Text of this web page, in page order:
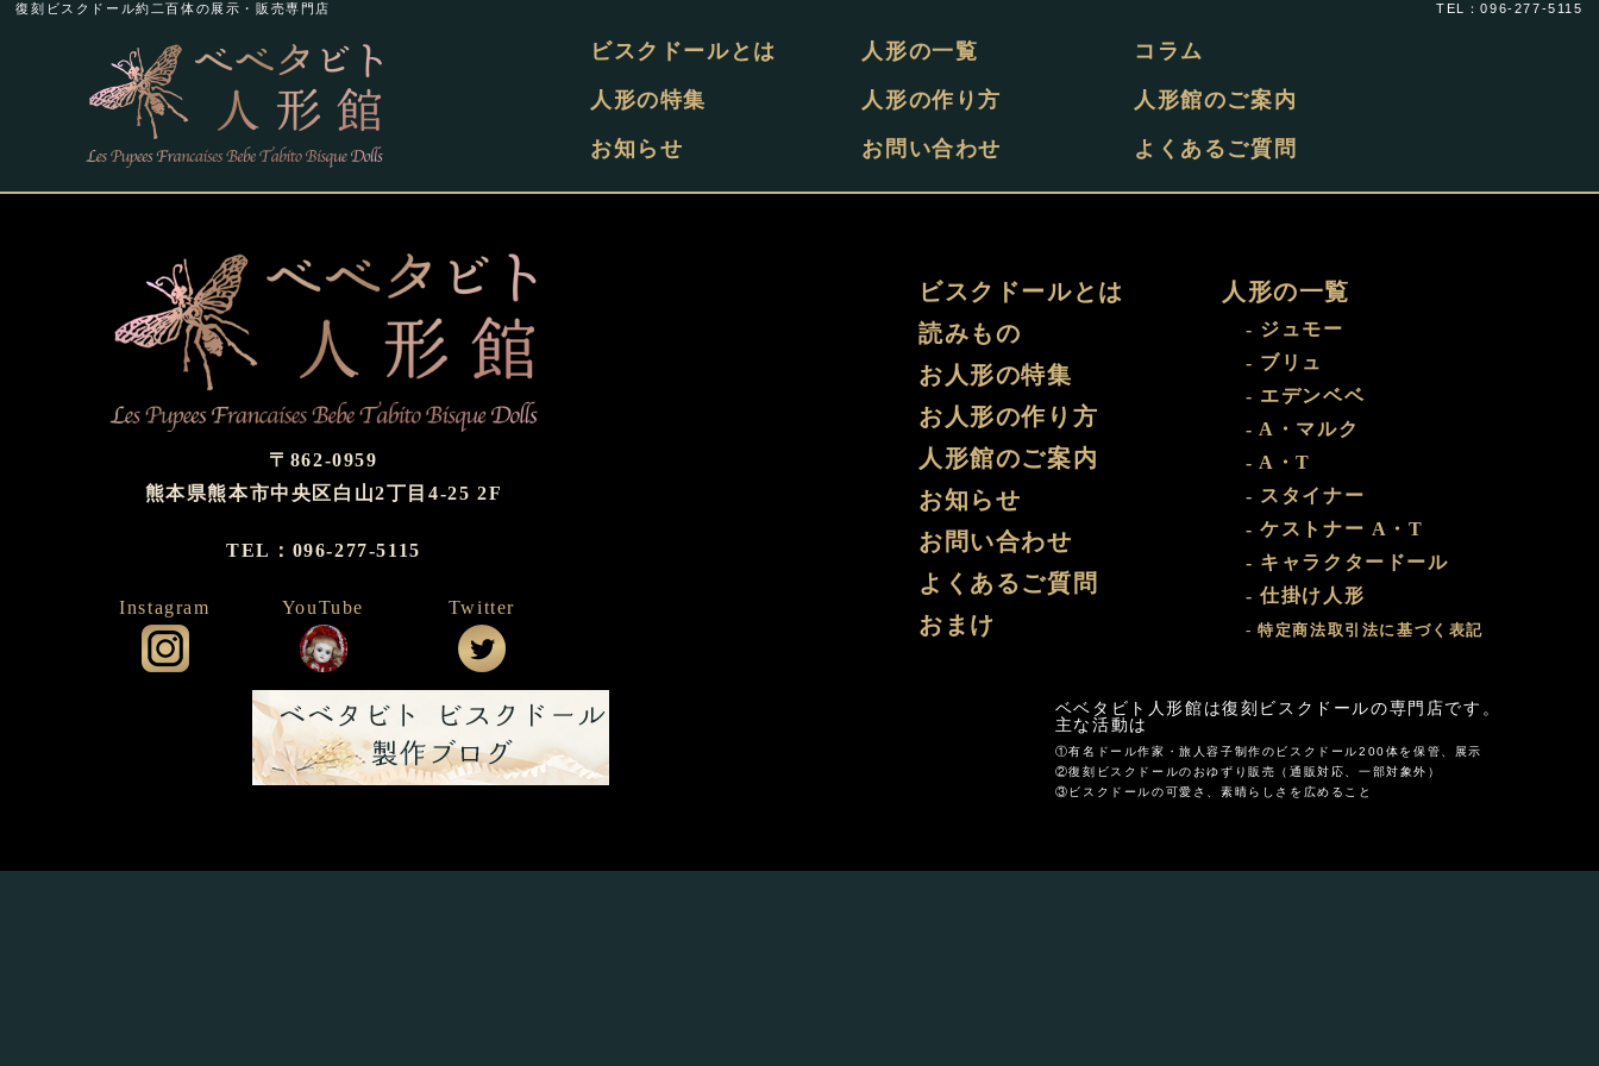
復刻ビスクドール約二百体の展示・販売専門店 TEL：096-277-5115
ビスクドールとは 人形の一覧 コラム
人形の特集 人形の作り方 人形館のご案内
お知らせ お問い合わせ よくあるご質問
〒862-0959
熊本県熊本市中央区白山2丁目4-25 2F
TEL：096-277-5115
Instagram
公式インスタグラム
YouTube
公式YouTube
Twitter
ビスクドールとは
読みもの
お人形の特集
お人形の作り方
人形館のご案内
お知らせ
お問い合わせ
よくあるご質問
おまけ
人形の一覧
- ジュモー
- ブリュ
- エデンベベ
- A・マルク
- A・T
- スタイナー
- ケストナー A・T
- キャラクタードール
- 仕掛け人形
- 特定商法取引法に基づく表記
おまけ部屋
ベベタビト人形館は復刻ビスクドールの専門店です。
主な活動は
①有名ドール作家・旅人容子制作のビスクドール200体を保管、展示
②復刻ビスクドールのおゆずり販売（通販対応、一部対象外）
③ビスクドールの可愛さ、素晴らしさを広めること